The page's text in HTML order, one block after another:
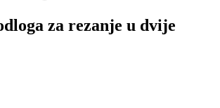
za rezanje u dvije